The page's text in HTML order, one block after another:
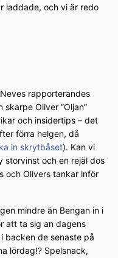
laddade, och vi är redo
rapporterandes
Oliver ”Oljan”
och insidertips – det
förra helgen, då
in skrytbåset). Kan vi
storvinst och en rejäl dos
och Olivers tankar inför
mindre än Bengan in i
att ta sig an dagens
backen de senaste på
lördag!? Spelsnack,